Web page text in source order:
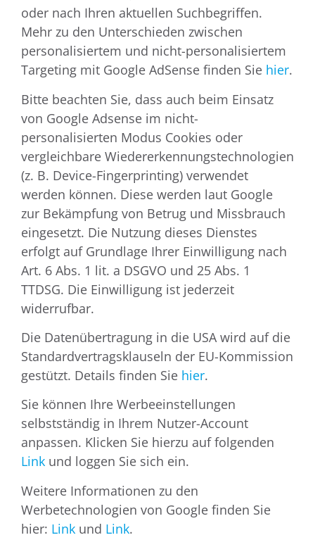
oder nach Ihren aktuellen Suchbegriffen.
Mehr zu den Unterschieden zwischen
personalisiertem und nicht-personalisiertem
Targeting mit Google AdSense finden Sie hier.
Bitte beachten Sie, dass auch beim Einsatz
von Google Adsense im nicht-
personalisierten Modus Cookies oder
vergleichbare Wiedererkennungstechnologien
(z. B. Device-Fingerprinting) verwendet
werden können. Diese werden laut Google
zur Bekämpfung von Betrug und Missbrauch
eingesetzt. Die Nutzung dieses Dienstes
erfolgt auf Grundlage Ihrer Einwilligung nach
Art. 6 Abs. 1 lit. a DSGVO und 25 Abs. 1
TTDSG. Die Einwilligung ist jederzeit
widerrufbar.
Die Datenübertragung in die USA wird auf die
Standardvertragsklauseln der EU-Kommission
gestützt. Details finden Sie hier.
Sie können Ihre Werbeeinstellungen
selbstständig in Ihrem Nutzer-Account
anpassen. Klicken Sie hierzu auf folgenden
Link und loggen Sie sich ein.
Weitere Informationen zu den
Werbetechnologien von Google finden Sie
hier: Link und Link.